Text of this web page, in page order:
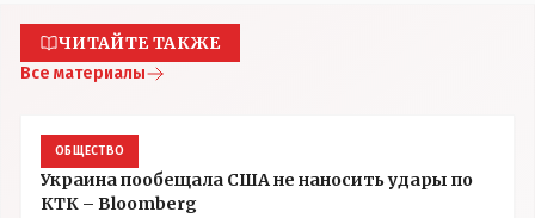
ЧИТАЙТЕ ТАКЖЕ
Все материалы
ОБЩЕСТВО
Украина пообещала США не наносить удары по
КТК – Bloomberg